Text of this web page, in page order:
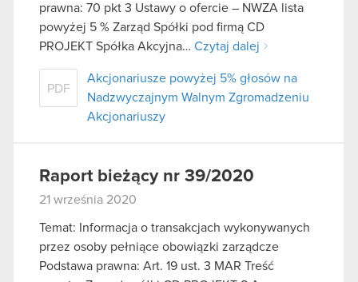
prawna: 70 pkt 3 Ustawy o ofercie – NWZA lista
powyżej 5 % Zarząd Spółki pod firmą CD
PROJEKT Spółka Akcyjna… Czytaj dalej
PDF
Akcjonariusze powyżej 5% głosów na
Nadzwyczajnym Walnym Zgromadzeniu
Akcjonariuszy
Raport bieżący nr 39/2020
21 września 2020
Temat: Informacja o transakcjach wykonywanych
przez osoby pełniące obowiązki zarządcze
Podstawa prawna: Art. 19 ust. 3 MAR Treść